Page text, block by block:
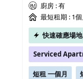
廚房 : 有
最短租期 : 1
快速確應場地
Serviced
短租 一個月